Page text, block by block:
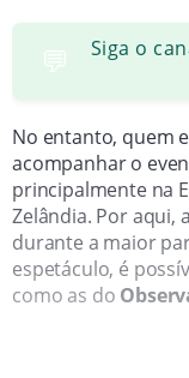
💬
Siga o
No entanto, quem
acompanhar o
principalmente na
Zelândia. Por aqui,
durante a maior
espetáculo, é
como as do